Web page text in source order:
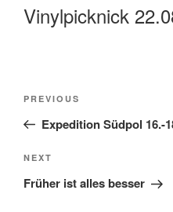
Vinylpicknick
Previous
Post
PREVIOUS
Expedition Südpol 16.-
Next
Post
NEXT
Früher ist alles besser